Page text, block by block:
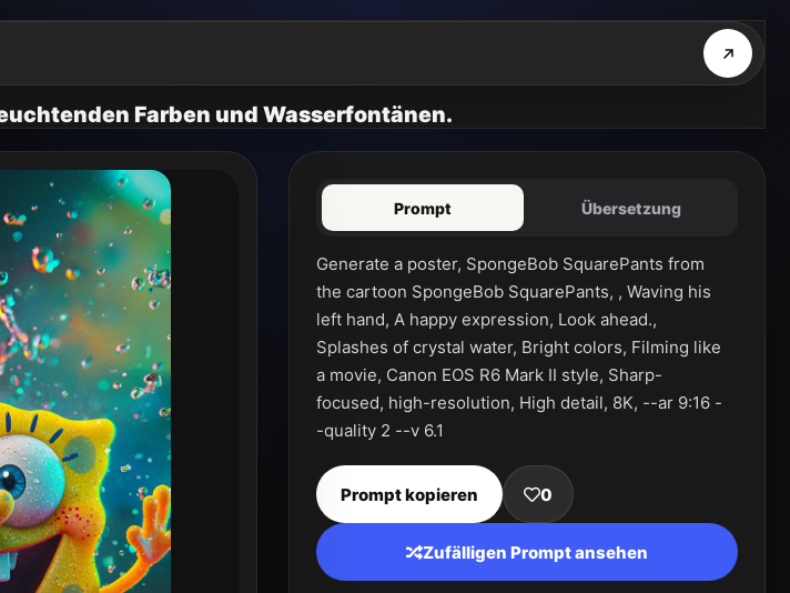
Farben und Wasserfontänen.
Prompt Übersetzung
Generate a poster, SpongeBob SquarePants from
the cartoon SpongeBob SquarePants, , Waving his
left hand, A happy expression, Look ahead.,
Splashes of crystal water, Bright colors, Filming like
a movie, Canon EOS R6 Mark II style, Sharp-
focused, high-resolution, High detail, 8K, --ar 9:16 -
-quality 2 --v 6.1
Prompt kopieren 0
Zufälligen Prompt ansehen